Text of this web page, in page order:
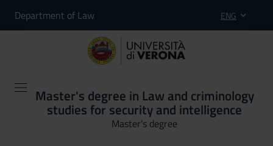
Department of Law ENG
Master's degree in Law and criminology
studies for security and intelligence
Master’s degree